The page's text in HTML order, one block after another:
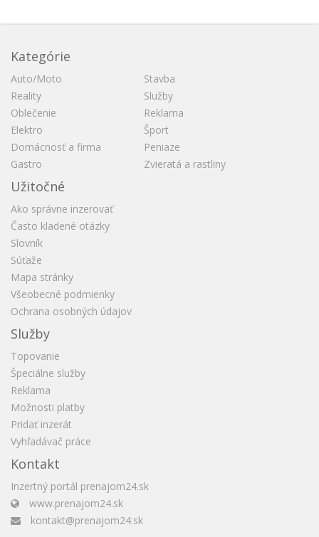
Kategórie
Auto/Moto
Reality
Oblečenie
Elektro
Domácnosť a firma
Gastro
Stavba
Služby
Reklama
Šport
Peniaze
Zvieratá a rastliny
Užitočné
Ako správne inzerovať
Často kladené otázky
Slovník
Súťaže
Mapa stránky
Všeobecné podmienky
Ochrana osobných údajov
Služby
Topovanie
Špeciálne služby
Reklama
Možnosti platby
Pridať inzerát
Vyhľadávač práce
Kontakt
Inzertný portál prenajom24.sk
www.prenajom24.sk
kontakt@prenajom24.sk